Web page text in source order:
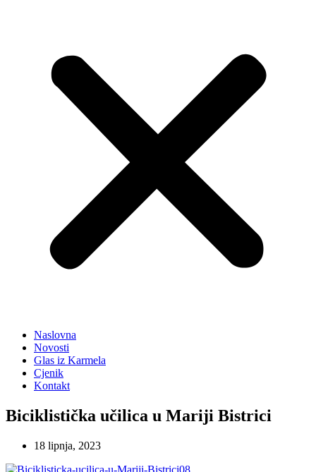
Naslovna
Novosti
Glas iz Karmela
Cjenik
Kontakt
Biciklistička učilica u Mariji Bistrici
18 lipnja, 2023